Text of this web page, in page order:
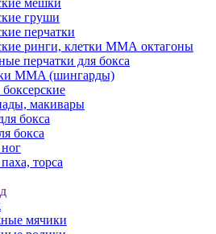
мешки
груши
перчатки
ринги, клетки ММА октагоны
перчатки для бокса
MMA (шингарды)
макивары
бокса
бокса
торса
мячики